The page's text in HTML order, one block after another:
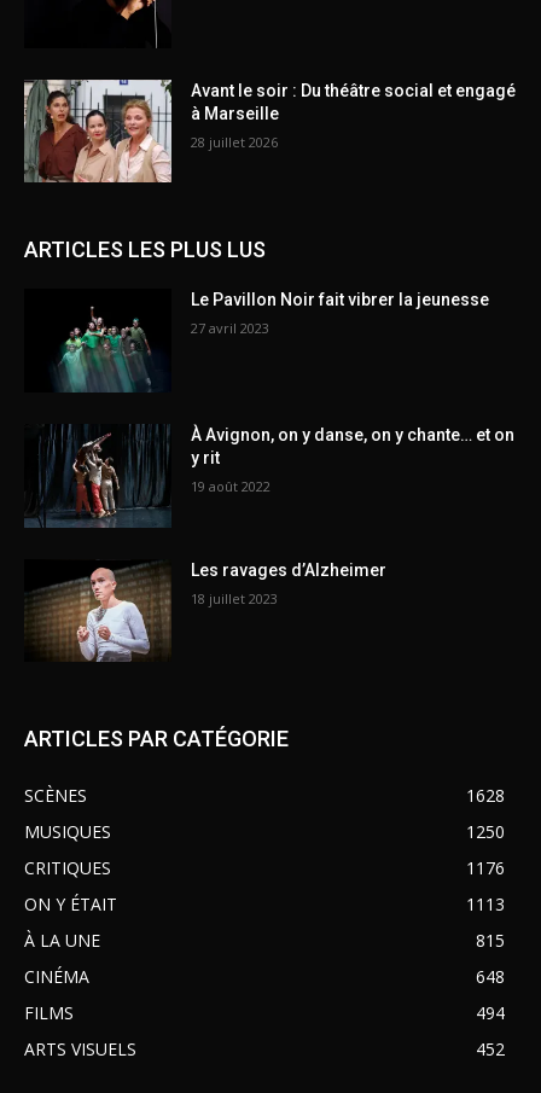
Avant le soir : Du théâtre social et engagé
à Marseille
28 juillet 2026
ARTICLES LES PLUS LUS
Le Pavillon Noir fait vibrer la jeunesse
27 avril 2023
À Avignon, on y danse, on y chante… et on
y rit
19 août 2022
Les ravages d’Alzheimer
18 juillet 2023
ARTICLES PAR CATÉGORIE
SCÈNES
1628
MUSIQUES
1250
CRITIQUES
1176
ON Y ÉTAIT
1113
À LA UNE
815
CINÉMA
648
FILMS
494
ARTS VISUELS
452